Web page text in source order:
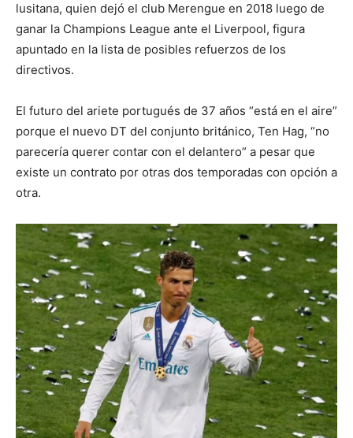
lusitana, quien dejó el club Merengue en 2018 luego de
ganar la Champions League ante el Liverpool, figura
apuntado en la lista de posibles refuerzos de los
directivos.
El futuro del ariete portugués de 37 años “está en el aire”
porque el nuevo DT del conjunto británico, Ten Hag, “no
parecería querer contar con el delantero” a pesar que
existe un contrato por otras dos temporadas con opción a
otra.